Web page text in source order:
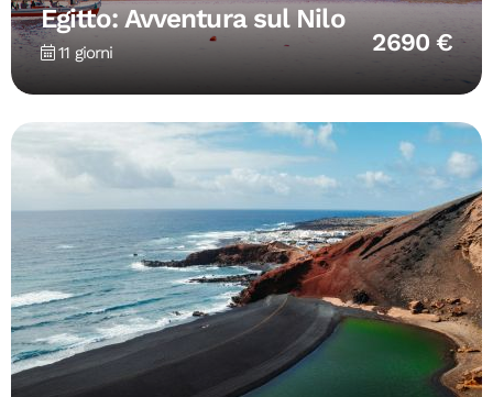
Egitto: Avventura sul Nilo
11 giorni 2690 €